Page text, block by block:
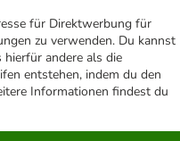
für Direktwerbung für
zu verwenden. Du kannst
hierfür andere als die
entstehen, indem du den
Informationen findest du